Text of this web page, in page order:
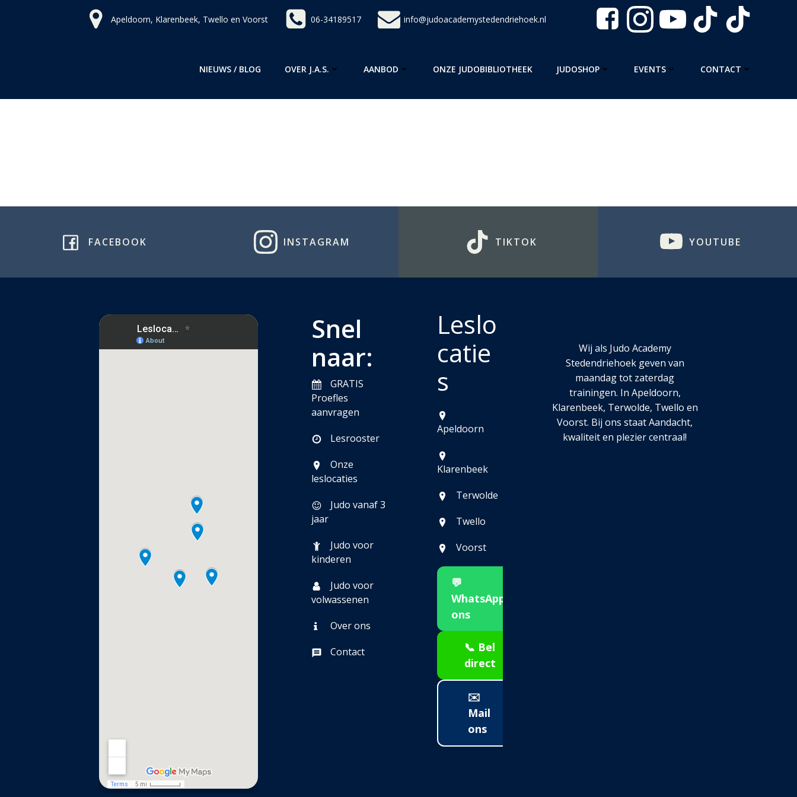
Apeldoorn, Klarenbeek, Twello en Voorst 06-34189517 info@judoacademystedendriehoek.nl
NIEUWS / BLOG OVER J.A.S. AANBOD ONZE JUDOBIBLIOTHEEK JUDOSHOP EVENTS CONTACT
FACEBOOK INSTAGRAM TIKTOK YOUTUBE
Snel
naar:
GRATIS
Proefles
aanvragen
Lesrooster
Onze
leslocaties
Judo vanaf 3
jaar
Judo voor
kinderen
Judo voor
volwassenen
Over ons
Contact
Leslo
catie
s
Apeldoorn
Klarenbeek
Terwolde
Twello
Voorst
💬
WhatsApp
ons
📞 Bel
direct
✉️
Mail
ons
Wij als Judo Academy
Stedendriehoek geven van
maandag tot zaterdag
trainingen. In Apeldoorn,
Klarenbeek, Terwolde, Twello en
Voorst. Bij ons staat Aandacht,
kwaliteit en plezier centraal!